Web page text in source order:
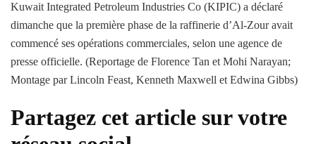
Kuwait Integrated Petroleum Industries Co (KIPIC) a déclaré
dimanche que la première phase de la raffinerie d’Al-Zour avait
commencé ses opérations commerciales, selon une agence de
presse officielle. (Reportage de Florence Tan et Mohi Narayan;
Montage par Lincoln Feast, Kenneth Maxwell et Edwina Gibbs)
Partagez cet article sur votre